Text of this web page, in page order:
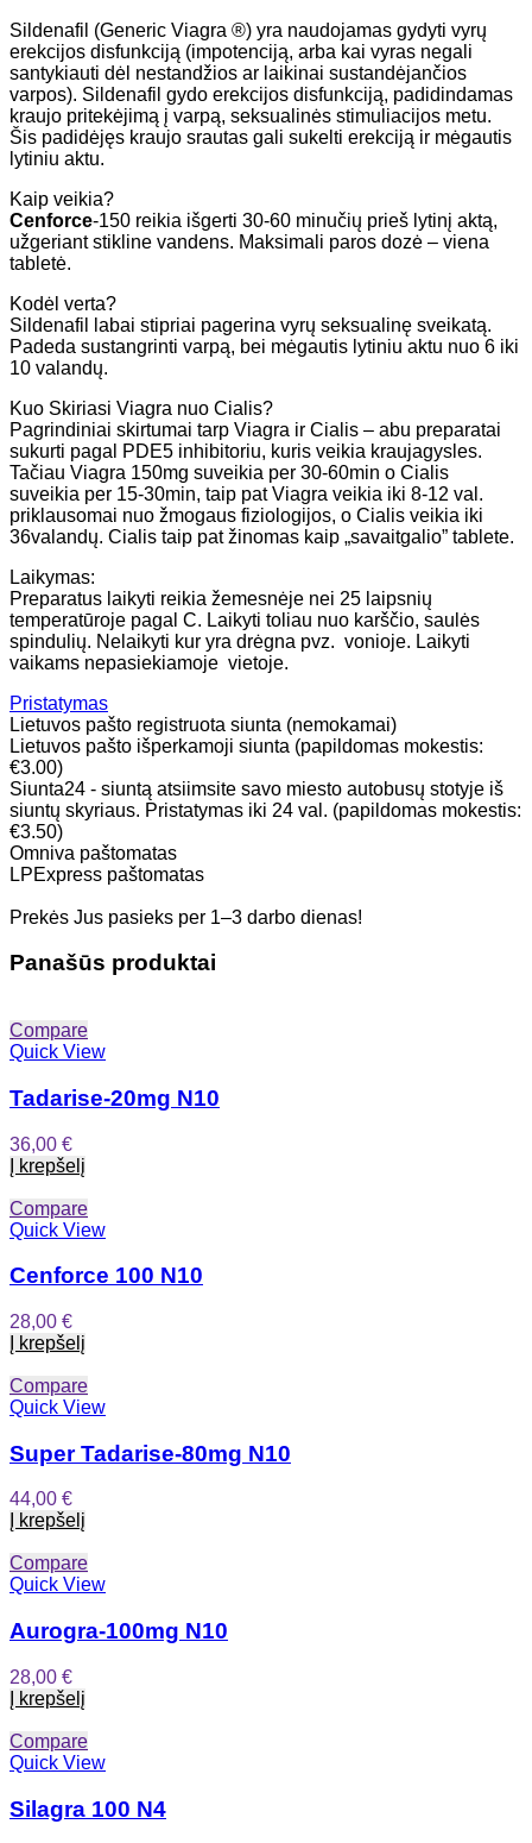
Sildenafil (Generic Viagra ®) yra naudojamas gydyti vyrų
erekcijos disfunkciją (impotenciją, arba kai vyras negali
santykiauti dėl nestandžios ar laikinai sustandėjančios
varpos). Sildenafil gydo erekcijos disfunkciją, padidindamas
kraujo pritekėjimą į varpą, seksualinės stimuliacijos metu.
Šis padidėjęs kraujo srautas gali sukelti erekciją ir mėgautis
lytiniu aktu.
Kaip veikia?
Cenforce-150 reikia išgerti 30-60 minučių prieš lytinį aktą,
užgeriant stikline vandens. Maksimali paros dozė – viena
tabletė.
Kodėl verta?
Sildenafil labai stipriai pagerina vyrų seksualinę sveikatą.
Padeda sustangrinti varpą, bei mėgautis lytiniu aktu nuo 6 iki
10 valandų.
Kuo Skiriasi Viagra nuo Cialis?
Pagrindiniai skirtumai tarp Viagra ir Cialis – abu preparatai
sukurti pagal PDE5 inhibitoriu, kuris veikia kraujagysles.
Tačiau Viagra 150mg suveikia per 30-60min o Cialis
suveikia per 15-30min, taip pat Viagra veikia iki 8-12 val.
priklausomai nuo žmogaus fiziologijos, o Cialis veikia iki
36valandų. Cialis taip pat žinomas kaip „savaitgalio” tablete.
Laikymas:
Preparatus laikyti reikia žemesnėje nei 25 laipsnių
temperatūroje pagal C. Laikyti toliau nuo karščio, saulės
spindulių. Nelaikyti kur yra drėgna pvz. vonioje. Laikyti
vaikams nepasiekiamoje vietoje.
Pristatymas
Lietuvos pašto registruota siunta (nemokamai)
Lietuvos pašto išperkamoji siunta (papildomas mokestis:
€3.00)
Siunta24 - siuntą atsiimsite savo miesto autobusų stotyje iš
siuntų skyriaus. Pristatymas iki 24 val. (papildomas mokestis:
€3.50)
Omniva paštomatas
LPExpress paštomatas
Prekės Jus pasieks per 1–3 darbo dienas!
Panašūs produktai
Compare
Quick View
Tadarise-20mg N10
36,00 €
Į krepšelį
Compare
Quick View
Cenforce 100 N10
28,00 €
Į krepšelį
Compare
Quick View
Super Tadarise-80mg N10
44,00 €
Į krepšelį
Compare
Quick View
Aurogra-100mg N10
28,00 €
Į krepšelį
Compare
Quick View
Silagra 100 N4